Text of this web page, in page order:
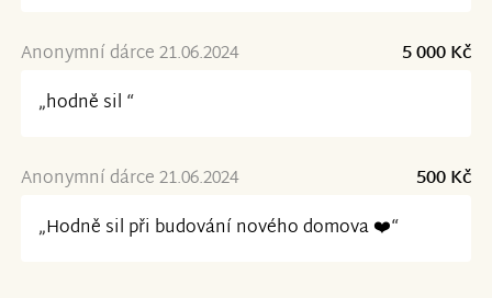
Anonymní dárce 21.06.2024
5 000 Kč
„hodně sil “
Anonymní dárce 21.06.2024
500 Kč
„Hodně sil při budování nového domova ❤️“